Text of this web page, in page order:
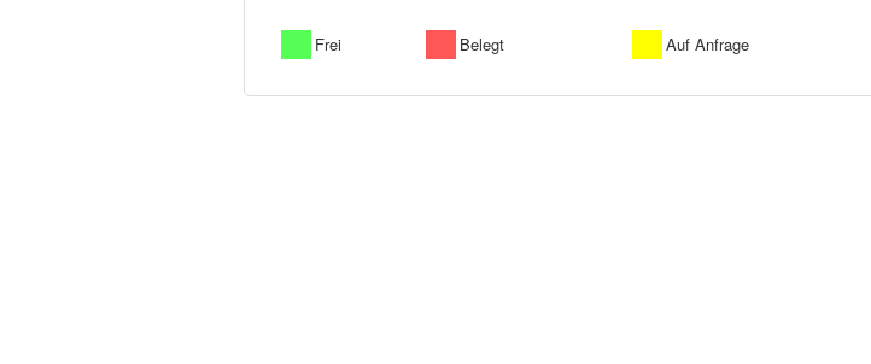
Frei Belegt Auf Anfrage